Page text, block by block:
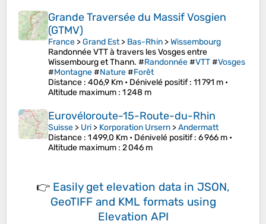
Grande Traversée du Massif Vosgien
(GTMV)
France >Grand Est> Bas-Rhin >Wissembourg
Randonnée VTT à travers les Vosges entre
Wissembourg et Thann. #Randonnée#VTT#Vosges
#Montagne#Nature#Forêt
Distance : 406,9 Km • Dénivelé positif: 11 791 m •
Altitude maximum : 1 248 m
Eurovéloroute-15-Route-du-Rhin
Suisse > Uri > Korporation Ursern >Andermatt
Distance : 1 499,0 Km • Dénivelé positif: 6 966 m •
Altitude maximum : 2 046 m
👉 Easily get elevation data in JSON,
GeoTIFF and KML formats using
Elevation API